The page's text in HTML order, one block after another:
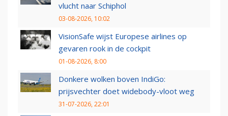
vlucht naar Schiphol
03-08-2026, 10:02
VisionSafe wijst Europese airlines op
gevaren rook in de cockpit
01-08-2026, 8:00
Donkere wolken boven IndiGo:
prijsvechter doet widebody-vloot weg
31-07-2026, 22:01